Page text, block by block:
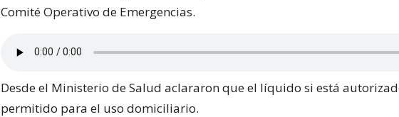
Comité Operativo de Emergencias.
Desde el Ministerio de Salud aclararon que el líquido si está
permitido para el uso domiciliario.